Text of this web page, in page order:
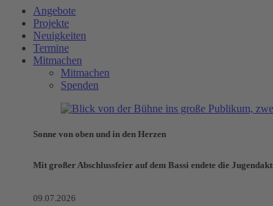
Angebote
Projekte
Neuigkeiten
Termine
Mitmachen
Mitmachen
Spenden
Sonne von oben und in den Herzen
Mit großer Abschlussfeier auf dem Bassi endete die
09.07.2026